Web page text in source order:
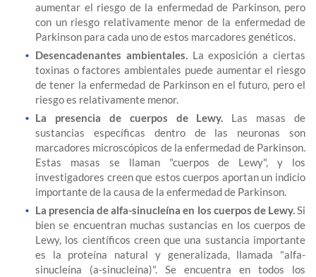
aumentar el riesgo de la enfermedad de Parkinson, pero
con un riesgo relativamente menor de la enfermedad de
Parkinson para cada uno de estos marcadores genéticos.
Desencadenantes ambientales. La exposición a ciertas
toxinas o factores ambientales puede aumentar el riesgo
de tener la enfermedad de Parkinson en el futuro, pero el
riesgo es relativamente menor.
La presencia de cuerpos de Lewy. Las masas de
sustancias específicas dentro de las neuronas son
marcadores microscópicos de la enfermedad de Parkinson.
Estas masas se llaman "cuerpos de Lewy", y los
investigadores creen que estos cuerpos aportan un indicio
importante de la causa de la enfermedad de Parkinson.
La presencia de alfa-sinucleína en los cuerpos de Lewy.Si
bien se encuentran muchas sustancias en los cuerpos de
Lewy, los científicos creen que una sustancia importante
es la proteína natural y generalizada, llamada "alfa-
sinucleína (a-sinucleína)". Se encuentra en todos los